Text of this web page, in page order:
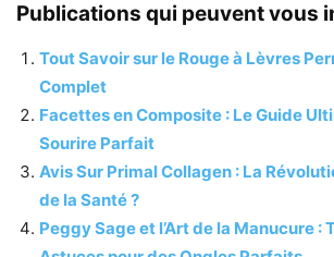
Publications qui peuvent vous
Tout Savoir sur le Rouge à Lèvres
Complet
Facettes en Composite : Le Guide
Sourire Parfait
Avis Sur Primal Collagen : La
de la Santé ?
Peggy Sage et l’Art de la Manucure :